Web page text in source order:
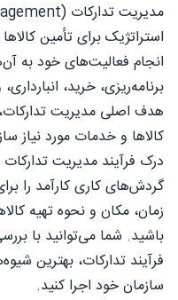
استراتژیک برای تأمین
انجام فعالیت‌های خود به
برنامه‌ریزی، خرید،
هدف اصلی مدیریت
کالاها و خدمات مورد نیاز
درک فرآیند مدیریت
گردش‌های کاری کارآمد را
زمان، مکان و نحوه تهیه
باشید. شما می‌توانید با
فرآیند تدارکات، بهترین
سازمان خود اجرا کنید.